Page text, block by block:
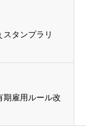
スタンプラリ
期雇用ルール改